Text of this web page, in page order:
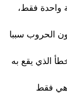
واحدة فقط،
الحروب سببا
الذي يقع به
هي فقط